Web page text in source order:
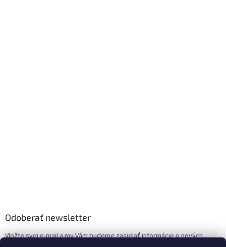
Odoberať newsletter
Vložte svoj e-mail a my Vám budeme zasielať informácie o nových